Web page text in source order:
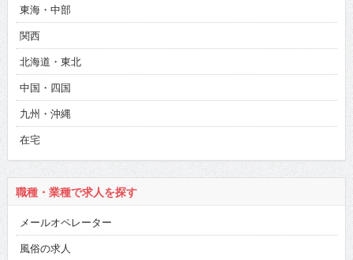
東海・中部
関西
北海道・東北
中国・四国
九州・沖縄
在宅
職種・業種で求人を探す
メールオペレーター
風俗の求人